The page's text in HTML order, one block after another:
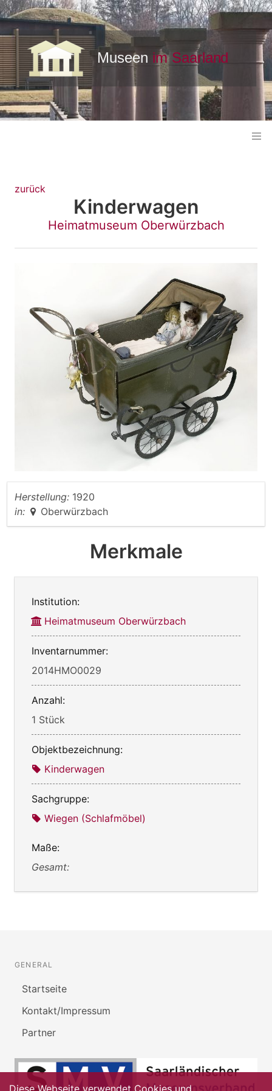
zurück
Kinderwagen
Heimatmuseum Oberwürzbach
Herstellung: 1920
in:
Oberwürzbach
Merkmale
Institution:
Heimatmuseum Oberwürzbach
Inventarnummer:
2014HMO0029
Anzahl:
1 Stück
Objektbezeichnung:
Kinderwagen
Sachgruppe:
Wiegen (Schlafmöbel)
Maße:
Gesamt:
GENERAL
Startseite
Kontakt/Impressum
Partner
Diese Webseite verwendet Cookies und